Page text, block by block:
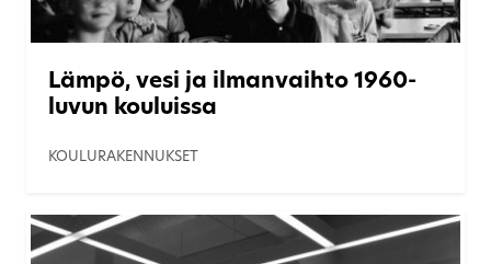
Lämpö, vesi ja ilmanvaihto 1960-
luvun kouluissa
KOULURAKENNUKSET